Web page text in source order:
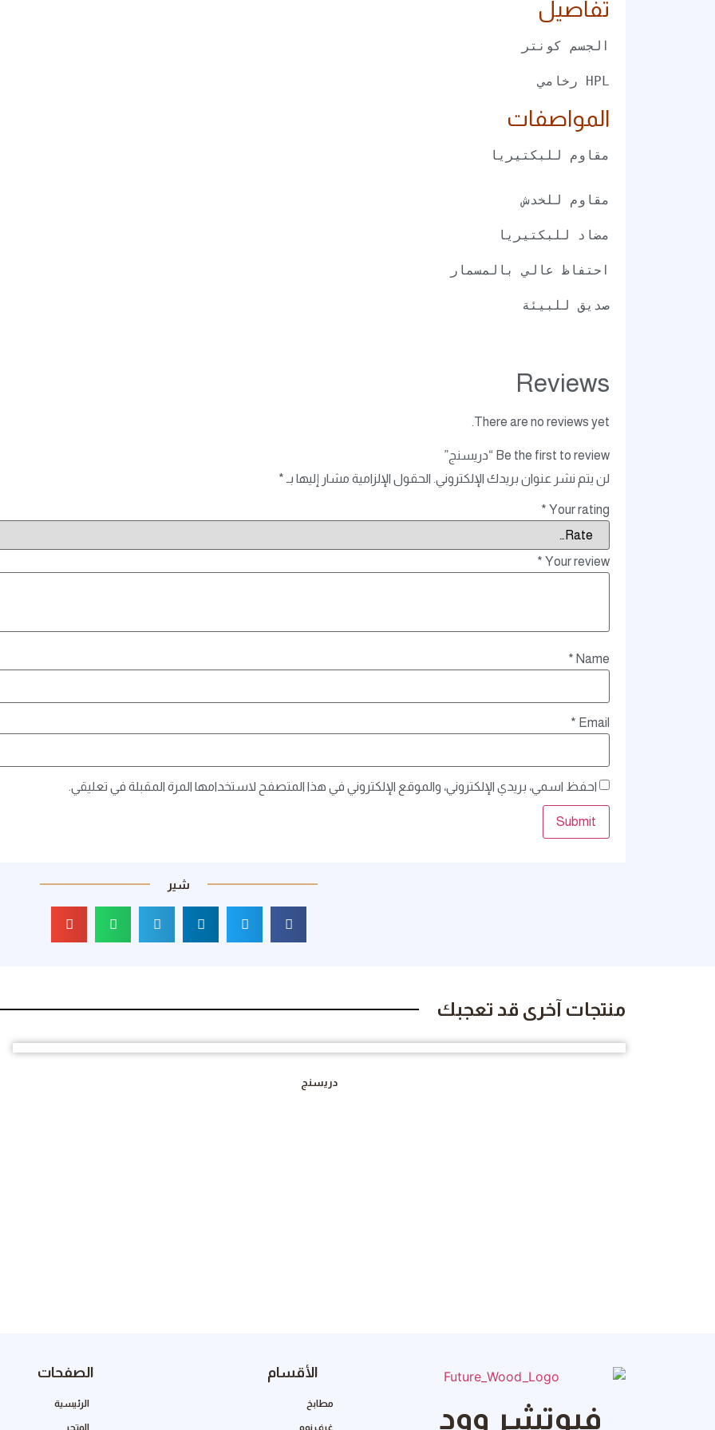
تفاصيل
الجسم كونتر
HPL رخامي
المواصفات
مقاوم للخدش
مضاد للبكتيريا
احتفاظ عالي بالمسمار
صديق للبيئة
Reviews
There are no reviews yet.
Be the first to review “دريسنج”
لن يتم نشر عنوان بريدك الإلكتروني. الحقول الإلزامية مشار إليها بـ *
Your rating
*
Your review
*
Name
*
Email
*
احفظ اسمي، بريدي الإلكتروني، والموقع الإلكتروني في هذا المتصفح لاستخدامها المرة المقبلة في تعليقي.
شير
منتجات آخرى قد تعجبك
دريسنج
فيوتشر وود
الأقسام
مطابخ
غرف نوم
الصفحات
الرئيسية
المتجر